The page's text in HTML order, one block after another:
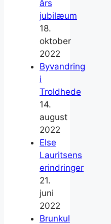
års
jubilæum
18.
oktober
2022
Byvandring
i
Troldhede
14.
august
2022
Else
Lauritsens
erindringer
21.
juni
2022
Brunkul